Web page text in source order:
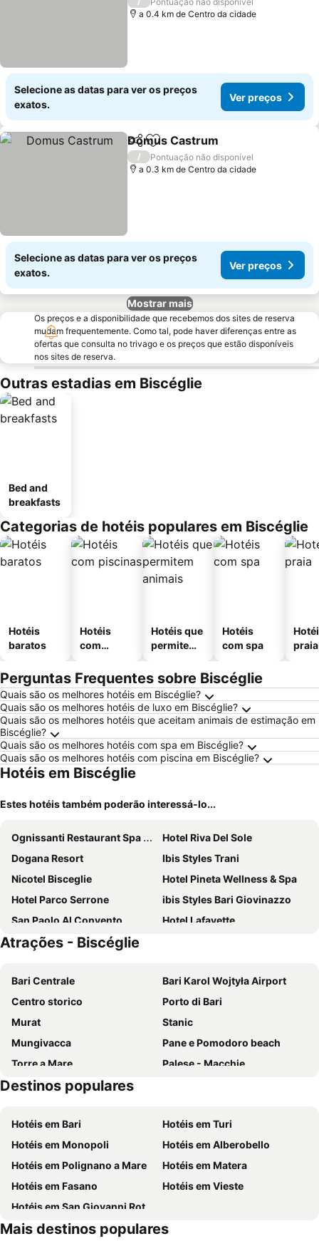
a 0.4 km de Centro da cidade
Selecione as datas para ver os preços
exatos.
Ver preços
PartilharAdicionar aos favoritos
Domus Castrum
/
Pontuação não disponível
a 0.3 km de Centro da cidade
Selecione as datas para ver os preços
exatos.
Ver preços
Mostrar mais
Os preços e a disponibilidade que recebemos dos sites de reserva
mudam frequentemente. Como tal, pode haver diferenças entre as
ofertas que consulta no trivago e os preços que estão disponíveis
nos sites de reserva.
Outras estadias em Biscéglie
Bed and
breakfasts
Categorias de hotéis populares em Biscéglie
Hotéis
baratos
Hotéis
com
Hotéis que
permitem
Hotéis
com spa
praia
Perguntas Frequentes sobre Biscéglie
Quais são os melhores hotéis em Biscéglie?
Quais são os melhores hotéis de luxo em Biscéglie?
Quais são os melhores hotéis que aceitam animais de estimação em
Biscéglie?
Quais são os melhores hotéis com spa em Biscéglie?
Quais são os melhores hotéis com piscina em Biscéglie?
Hotéis em Biscéglie
Estes hotéis também poderão interessá-lo...
Ognissanti Restaurant Spa Hotel Rooftop
Hotel Riva Del Sole
Dogana Resort
Ibis Styles Trani
Nicotel Bisceglie
Hotel Pineta Wellness & Spa
Hotel Parco Serrone
ibis Styles Bari Giovinazzo
San Paolo Al Convento
Hotel Lafayette
S. Martin Hotel
Hotel Riviera
Hotel Genius
Hotel Castel Del Monte Park
Hotel La Terrazza
Atrações - Biscéglie
Bari Centrale
Bari Karol Wojtyła Airport
Centro storico
Porto di Bari
Murat
Stanic
Mungivacca
Pane e Pomodoro beach
Torre a Mare
Palese - Macchie
Via Sparano da Bari
Stazione Ferroviaria di Bitonto
Cattedrale
Terminal crociere
Torre Pietra
Al Pescatore
Teatro Margherita
Molfetta Outlet - Fashion District
Miragica
Lungomare di Trani
Castello Svevo
Centro Storico
Destinos populares
Hotéis em Bari
Hotéis em Turi
Hotéis em Monopoli
Hotéis em Alberobello
Hotéis em Polignano a Mare
Hotéis em Matera
Hotéis em Fasano
Hotéis em Vieste
Hotéis em San Giovanni Rotondo
Mais destinos populares